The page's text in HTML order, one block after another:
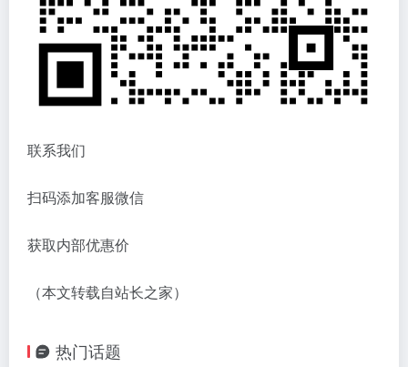
联系我们
扫码添加客服微信
获取内部优惠价
（本文转载自站长之家）
热门话题